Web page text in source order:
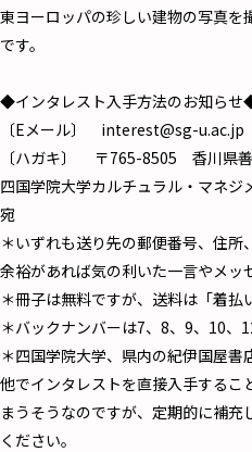
東ヨーロッパの珍しい建物の写真を
です。
◆インタレスト入手方法のお知ら
〔Eメール〕 interest@sg-u.ac.jp
〔ハガキ〕 〒765-8505 香川県
四国学院大学カルチュラル・マネジ
宛
＊いずれも送り先の郵便番号、住所
余裕があれば気の利いた一言やメッ
＊冊子は無料ですが、送料は「着払
＊バックナンバーは7、8、9、10、
＊四国学院大学、県内の紀伊国屋
他でインタレストを直接入手するこ
まうそうなのですが、定期的に補
ください。